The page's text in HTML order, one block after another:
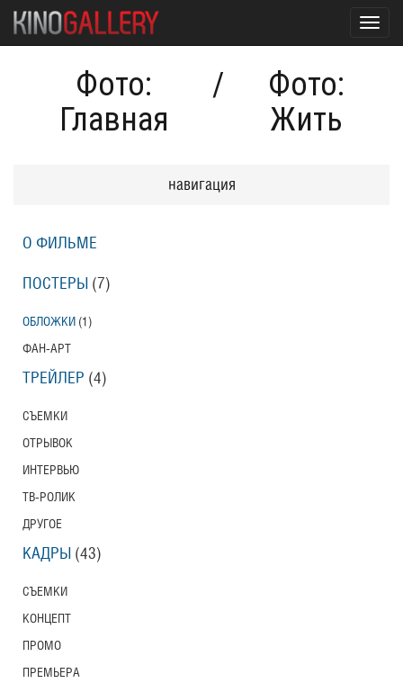
Фото:
Главная
/
Фото:
Жить
навигация
О ФИЛЬМЕ
ПОСТЕРЫ (7)
ОБЛОЖКИ (1)
ФАН-АРТ
ТРЕЙЛЕР (4)
СЪЕМКИ
ОТРЫВОК
ИНТЕРВЬЮ
ТВ-РОЛИК
ДРУГОЕ
КАДРЫ (43)
СЪЕМКИ
КОНЦЕПТ
ПРОМО
ПРЕМЬЕРА